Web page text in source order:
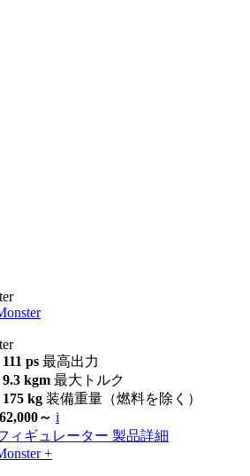
111 ps 最高出力
9.3 kgm 最大トルク
175 kg 装備重量（燃料を除く）
～ i
ィギュレーター 製品詳細
+